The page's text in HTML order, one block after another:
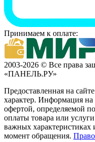
Принимаем к оплате:
2003-2026 © Все права
«ПАНЕЛЬ.РУ»
Предоставленная на
характер. Информация на
офертой, определяемой
оплаты товара или услуги
важных характеристиках
момент обращения.